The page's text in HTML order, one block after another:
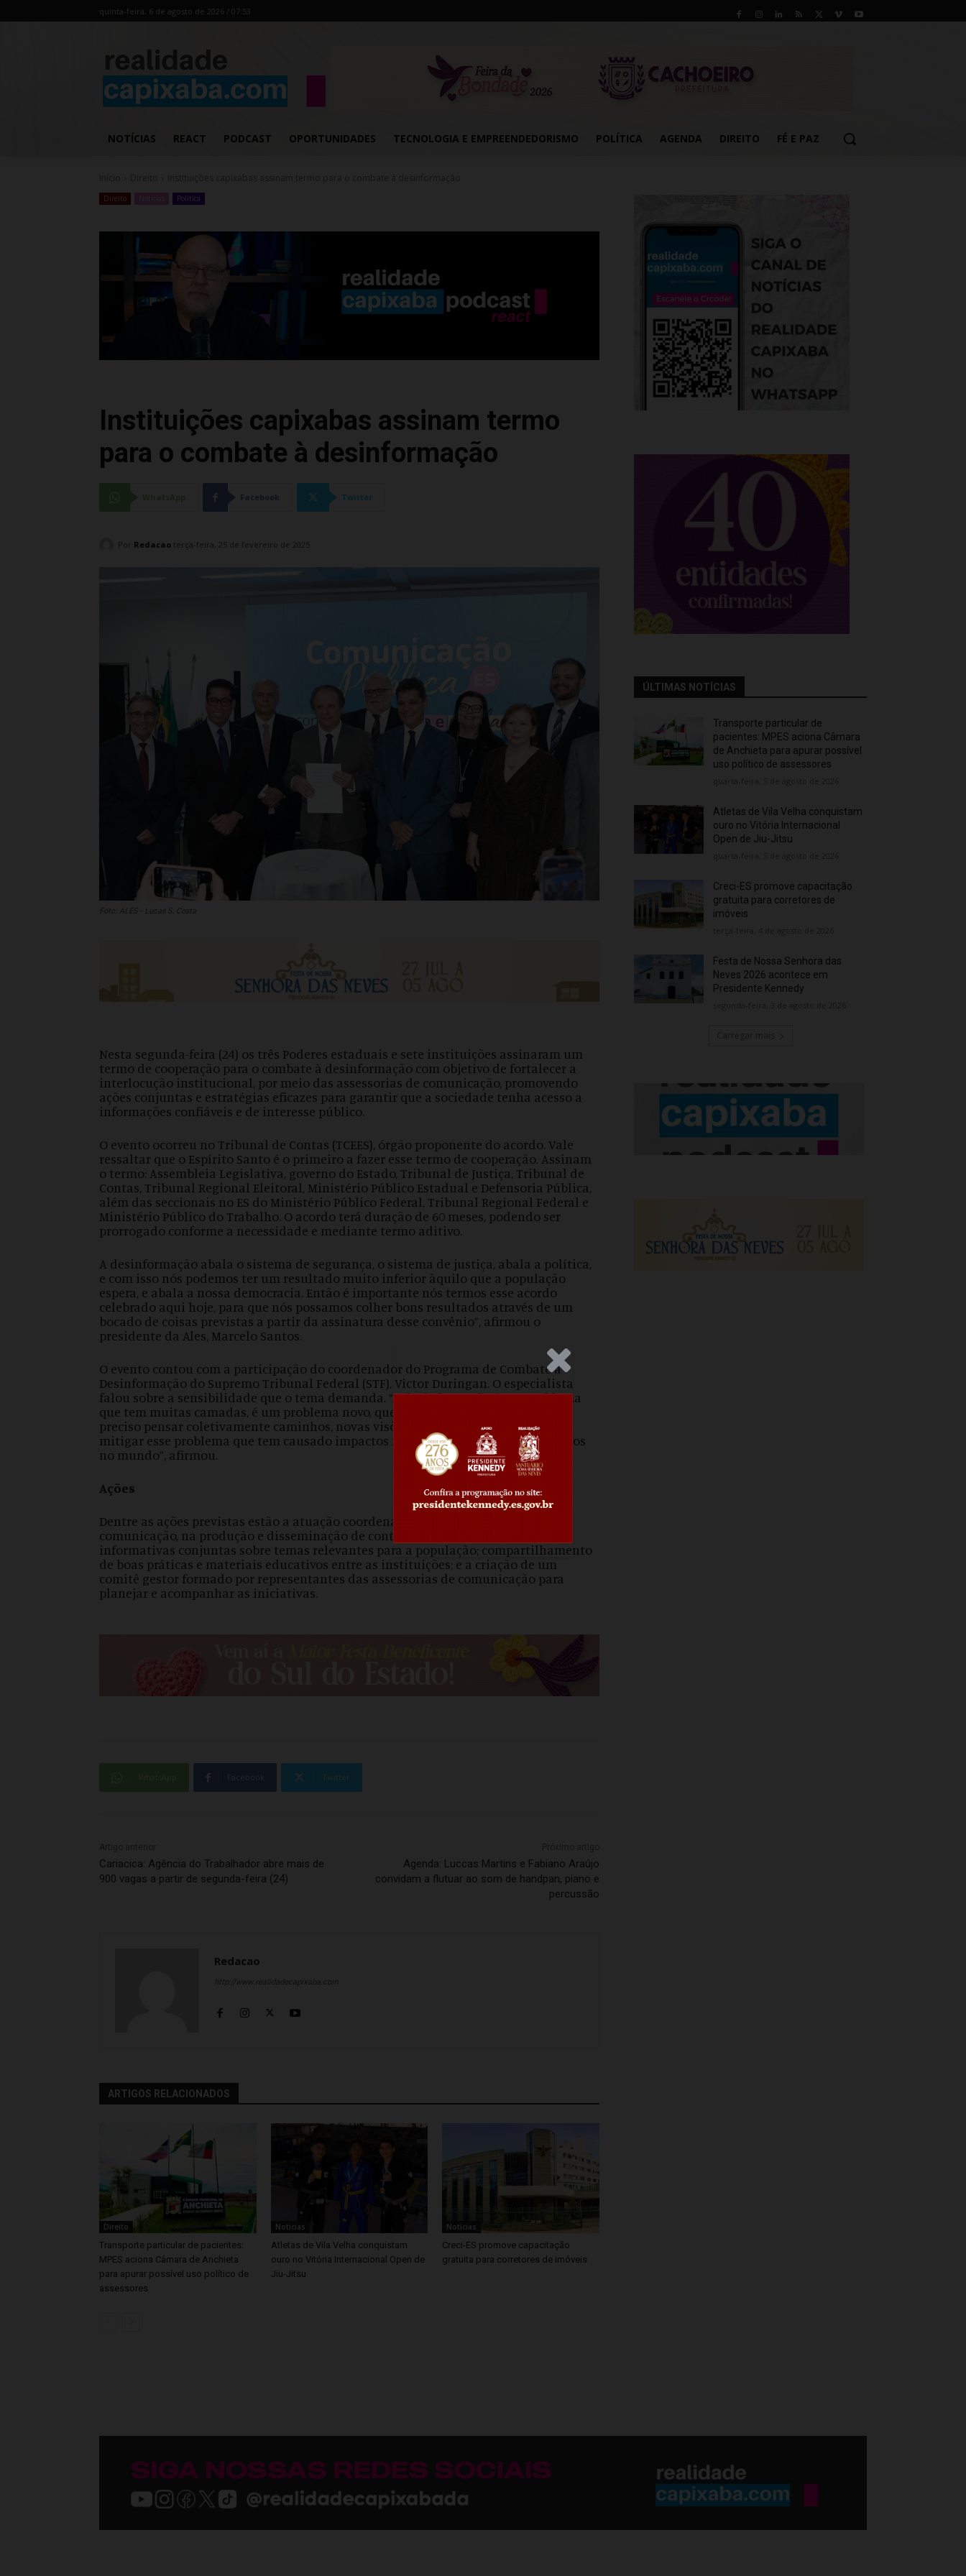
quinta-feira, 6 de agosto de 2026 / 07:53
NOTÍCIAS REACT PODCAST OPORTUNIDADES TECNOLOGIA E EMPREENDEDORISMO POLÍTICA AGENDA DIREITO FÉ E PAZ
Direito Política
Instituições capixabas assinam termo
para o combate à desinformação
Facebook Twitter
Por Redacao terça-feira, 25 de fevereiro de 2025
Foto: ALES - Lucas S. Costa
Nesta segunda-feira (24) os três Poderes estaduais e sete instituições assinaram um
termo de cooperação para o combate à desinformação com objetivo de fortalecer a
interlocução institucional, por meio das assessorias de comunicação, promovendo
ações conjuntas e estratégias eficazes para garantir que a sociedade tenha acesso a
informações confiáveis e de interesse público.
O evento ocorreu no Tribunal de Contas (TCEES), órgão proponente do acordo. Vale
ressaltar que o Espírito Santo é o primeiro a fazer esse termo de cooperação. Assinam
o termo: Assembleia Legislativa, governo do Estado, Tribunal de Justiça, Tribunal de
Contas, Tribunal Regional Eleitoral, Ministério Público Estadual e Defensoria Pública,
além das seccionais no ES do Ministério Público Federal, Tribunal Regional Federal e
Ministério Público do Trabalho. O acordo terá duração de 60 meses, podendo ser
prorrogado conforme a necessidade e mediante termo aditivo.
A desinformação abala o sistema de segurança, o sistema de justiça, abala a política,
e com isso nós podemos ter um resultado muito inferior àquilo que a população
espera, e abala a nossa democracia. Então é importante nós termos esse acordo
celebrado aqui hoje, para que nós possamos colher bons resultados através de um
bocado de coisas previstas a partir da assinatura desse convênio”, afirmou o
presidente da Ales, Marcelo Santos.
O evento contou com a participação do coordenador do Programa de Combate à
Desinformação do Supremo Tribunal Federal (STF), Victor Duringan. O especialista
falou sobre a sensibilidade que o tema demanda. “A desinformação é um problema
que tem muitas camadas, é um problema novo, que surgiu com a internet. E aí é
preciso pensar coletivamente caminhos, novas visões de como a gente consegue
mitigar esse problema que tem causado impactos negativos nos últimos 10, 15 anos
no mundo”, afirmou.
Ações
Dentre as ações previstas estão a atuação coordenada nas assessorias de
comunicação, na produção e disseminação de conteúdos confiáveis; campanhas
informativas conjuntas sobre temas relevantes para a população; compartilhamento
de boas práticas e materiais educativos entre as instituições; e a criação de um
comitê gestor formado por representantes das assessorias de comunicação para
planejar e acompanhar as iniciativas.
Facebook Twitter
Cariacica: Agência do Trabalhador abre mais de
900 vagas a partir de segunda-feira (24)
Agenda: Luccas Martins e Fabiano Araújo
convidam a flutuar ao som de handpan, piano e
percussão
Redacao
http://www.realidadecapixaba.com
ARTIGOS RELACIONADOS
Direito
Transporte particular de pacientes:
MPES aciona Câmara de Anchieta
para apurar possível uso político de
assessores
Noticias
Atletas de Vila Velha conquistam
ouro no Vitória Internacional Open de
Jiu-Jitsu
Noticias
Creci-ES promove capacitação
gratuita para corretores de imóveis
ÚLTIMAS NOTÍCIAS
Transporte particular de
pacientes: MPES aciona Câmara
de Anchieta para apurar possível
uso político de assessores
Atletas de Vila Velha conquistam
ouro no Vitória Internacional
Open de Jiu-Jitsu
Creci-ES promove capacitação
gratuita para corretores de
imóveis
Festa de Nossa Senhora das
Neves 2026 acontece em
Presidente Kennedy